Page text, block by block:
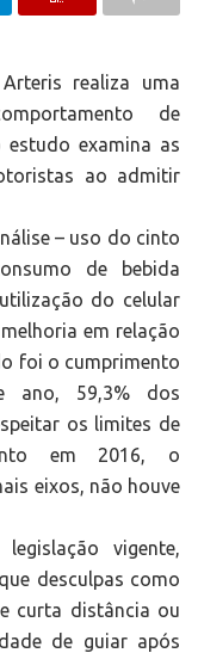
realiza uma
de
examina as
ao admitir
– uso do cinto
de bebida
do celular
em relação
foi o cumprimento
ano, 59,3% dos
os limites de
em 2016, o
eixos, não houve
vigente,
desculpas como
curta distância ou
de guiar após